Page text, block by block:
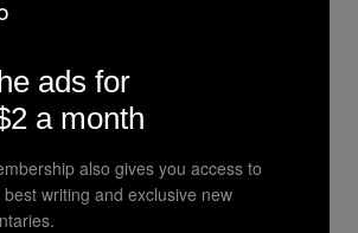
STEAM
ads for
a month
also gives you access to
writing and exclusive new